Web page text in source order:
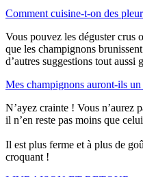
Comment cuisine-t-on des
Vous pouvez les déguster crus
que les champignons
d’autres suggestions tout aussi
Mes champignons auront-ils
N’ayez crainte ! Vous n’aurez
il n’en reste pas moins que
Il est plus ferme et à plus de
croquant !